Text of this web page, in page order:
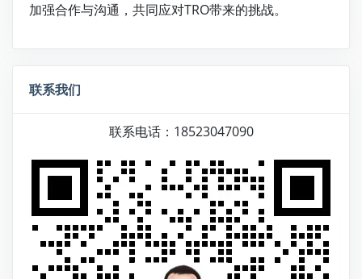
加强合作与沟通，共同应对TRO带来的挑战。
联系我们
联系电话：18523047090